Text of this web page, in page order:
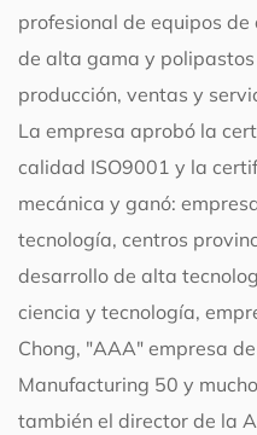
profesional de equipos
de alta gama y
producción, ventas y
La empresa aprobó la
calidad ISO9001 y la
mecánica y ganó:
tecnología, centros
desarrollo de alta
ciencia y tecnología,
Chong, "AAA" empresa
Manufacturing 50 y
también el director de la